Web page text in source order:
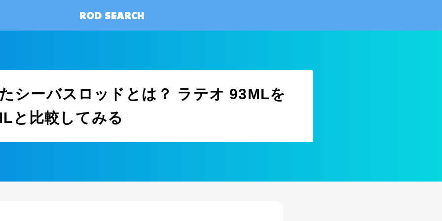
ROD SEARCH
シーバスロッドとは？ ラテオ 93MLを
と比較してみる